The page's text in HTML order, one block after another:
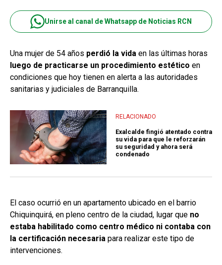
Unirse al canal de Whatsapp de Noticias RCN
Una mujer de 54 años perdió la vida en las últimas horas
luego de practicarse un procedimiento estético en
condiciones que hoy tienen en alerta a las autoridades
sanitarias y judiciales de Barranquilla.
RELACIONADO
Exalcalde fingió atentado contra
su vida para que le reforzarán
su seguridad y ahora será
condenado
El caso ocurrió en un apartamento ubicado en el barrio
Chiquinquirá, en pleno centro de la ciudad, lugar que no
estaba habilitado como centro médico ni contaba con
la certificación necesaria para realizar este tipo de
intervenciones.